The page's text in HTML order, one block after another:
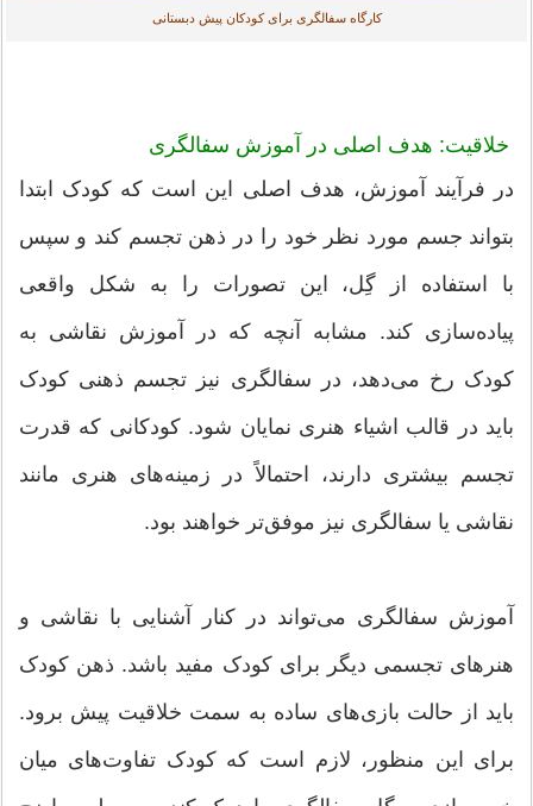
کارگاه سفالگری برای کودکان پیش دبستانی
خلاقیت: هدف اصلی در آموزش سفالگری
در فرآیند آموزش، هدف اصلی این است که کودک ابتدا
بتواند جسم مورد نظر خود را در ذهن تجسم کند و سپس
با استفاده از گِل، این تصورات را به شکل واقعی
پیاده‌سازی کند. مشابه آنچه که در آموزش نقاشی به
کودک رخ می‌دهد، در سفالگری نیز تجسم ذهنی کودک
باید در قالب اشیاء هنری نمایان شود. کودکانی که قدرت
تجسم بیشتری دارند، احتمالاً در زمینه‌های هنری مانند
نقاشی یا سفالگری نیز موفق‌تر خواهند بود.
آموزش سفالگری می‌تواند در کنار آشنایی با نقاشی و
هنرهای تجسمی دیگر برای کودک مفید باشد. ذهن کودک
باید از حالت بازی‌های ساده به سمت خلاقیت پیش برود.
برای این منظور، لازم است که کودک تفاوت‌های میان